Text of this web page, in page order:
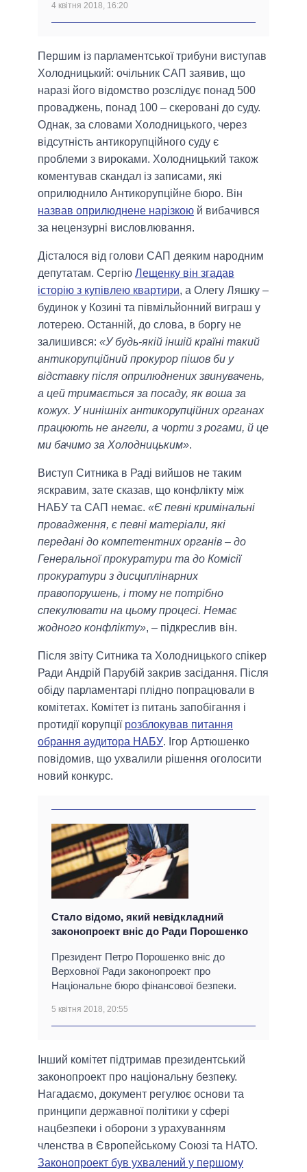
4 квітня 2018, 16:20
Першим із парламентської трибуни виступав
Холодницький: очільник САП заявив, що
наразі його відомство розслідує понад 500
проваджень, понад 100 – скеровані до суду.
Однак, за словами Холодницького, через
відсутність антикорупційного суду є
проблеми з вироками. Холодницький також
коментував скандал із записами, які
оприлюднило Антикорупційне бюро. Він
назвав оприлюднене нарізкою й вибачився
за нецензурні висловлювання.
Дісталося від голови САП деяким народним
депутатам. Сергію Лещенку він згадав
історію з купівлею квартири, а Олегу Ляшку –
будинок у Козині та півмільйонний виграш у
лотерею. Останній, до слова, в боргу не
залишився: «У будь-якій іншій країні такий
антикорупційний прокурор пішов би у
відставку після оприлюднених звинувачень,
а цей тримається за посаду, як воша за
кожух. У нинішніх антикорупційних органах
працюють не ангели, а чорти з рогами, й це
ми бачимо за Холодницьким».
Виступ Ситника в Раді вийшов не таким
яскравим, зате сказав, що конфлікту між
НАБУ та САП немає. «Є певні кримінальні
провадження, є певні матеріали, які
передані до компетентних органів – до
Генеральної прокуратури та до Комісії
прокуратури з дисциплінарних
правопорушень, і тому не потрібно
спекулювати на цьому процесі. Немає
жодного конфлікту», – підкреслив він.
Після звіту Ситника та Холодницького спікер
Ради Андрій Парубій закрив засідання. Після
обіду парламентарі плідно попрацювали в
комітетах. Комітет із питань запобігання і
протидії корупції розблокував питання
обрання аудитора НАБУ. Ігор Артюшенко
повідомив, що ухвалили рішення оголосити
новий конкурс.
Стало відомо, який невідкладний
законопроект вніс до Ради Порошенко
Президент Петро Порошенко вніс до
Верховної Ради законопроект про
Національне бюро фінансової безпеки.
5 квітня 2018, 20:55
Інший комітет підтримав президентський
законопроект про національну безпеку.
Нагадаємо, документ регулює основи та
принципи державної політики у сфері
нацбезпеки і оборони з урахуванням
членства в Європейському Союзі та НАТО.
Законопроект був ухвалений у першому